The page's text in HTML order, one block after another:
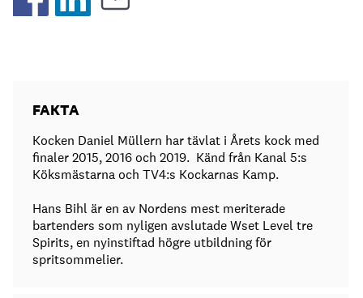
FAKTA
Kocken Daniel Müllern har tävlat i Årets kock med
finaler 2015, 2016 och 2019. Känd från Kanal 5:s
Köksmästarna och TV4:s Kockarnas Kamp.
Hans Bihl är en av Nordens mest meriterade
bartenders som nyligen avslutade Wset Level tre
Spirits, en nyinstiftad högre utbildning för
spritsommelier.